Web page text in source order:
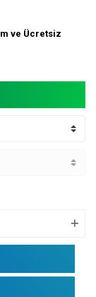
ve Ücretsiz